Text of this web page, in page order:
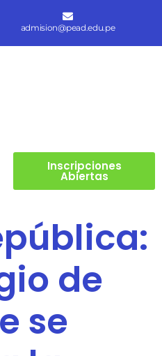
admision@pead.edu.pe
Inscripciones
Abiertas
de
se